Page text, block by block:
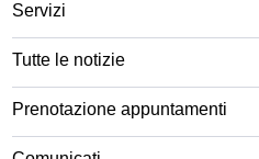
Servizi
Tutte le notizie
Prenotazione appuntamenti